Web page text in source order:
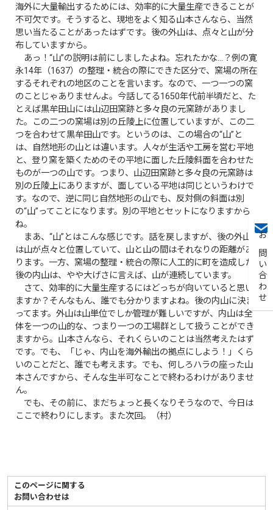
お問い合わせ
海外に大量輸出するためには、効率的に大量生産できることが
不可欠です。そうすると、現地をよく知る山本さんなら、当然
思い当たることがあったはずです。後の外山は、点々と山が分
布していますから。
あっ！“山”の説明は前にしましたよね。忘れたかな…？例の寛
永14年（1637）の整理・統合の際にできた区分で、窯場の所在
するそれぞれの地区のことを言います。なので、一つ一つの窯
のことじゃありませんよ。今話してる1650年代前半頃だと、た
とえば黒牟田山には山辺田窯跡と多々良の元窯跡がありまし
た。この二つの窯場は別の丘陵上に位置していますが、この二
つを合わせて黒牟田山です。というのは、この場合の“山”と
は、自然地形の山とは違います。人々が生活や工房を営む平地
と、登り窯を築くためのその平地に面した丘陵斜面を合わせた
ものが一つの山です。つまり、山辺田窯跡と多々良の元窯跡は
別の丘陵上にありますが、面している平地は同じというわけで
す。なので、逆に同じ自然地形の山でも、反対側の斜面は別
の“山”ってことになります。別の平地とセットになりますから
ね。
まあ、“山”とはこんな感じです。話を戻しますが、後の外山
は山が点々と位置していて、山と山の間はそれなりの距離があ
ります。一方、窯場の整理・統合の際に人工的に町を造成した
後の内山は、やや大げさに言えば、山が連続しています。
さて、効率的に大量生産するにはどっちが向いていると思い
ますか？そんなもん、誰でも分かりますよね。後の内山に決ま
ってます。外山は山単位でしか管理が難しいですが、内山は全
体を一つの山的な、つまり一つの工場群として扱うことができ
ますから。山本さんなら、それくらいのことは当然考えたはず
です。でも、「じゃ、内山を海外輸出の拠点にしよう！」くら
いのことだと、誰でも考えます。でも、何しろハラの座った山
本さんですから、そんな生半可なことで終わるわけがありませ
ん。
でも、その前に、まだちょっと長くなりそうなので、今日は
ここで終わりにします。また次回。（村）
このページに関する
お問い合わせは